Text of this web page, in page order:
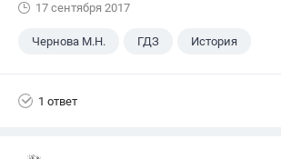
17 сентября 2017
Чернова М.Н. ГДЗ История
1 ответ